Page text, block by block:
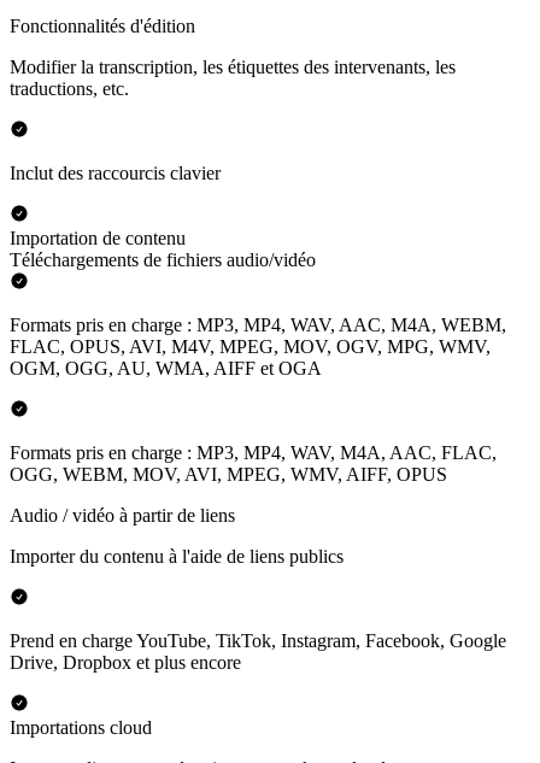
Fonctionnalités d'édition
Modifier la transcription, les étiquettes des intervenants, les
traductions, etc.
Inclut des raccourcis clavier
Importation de contenu
Téléchargements de fichiers audio/vidéo
Formats pris en charge : MP3, MP4, WAV, AAC, M4A, WEBM,
FLAC, OPUS, AVI, M4V, MPEG, MOV, OGV, MPG, WMV,
OGM, OGG, AU, WMA, AIFF et OGA
Formats pris en charge : MP3, MP4, WAV, M4A, AAC, FLAC,
OGG, WEBM, MOV, AVI, MPEG, WMV, AIFF, OPUS
Audio / vidéo à partir de liens
Importer du contenu à l'aide de liens publics
Prend en charge YouTube, TikTok, Instagram, Facebook, Google
Drive, Dropbox et plus encore
Importations cloud